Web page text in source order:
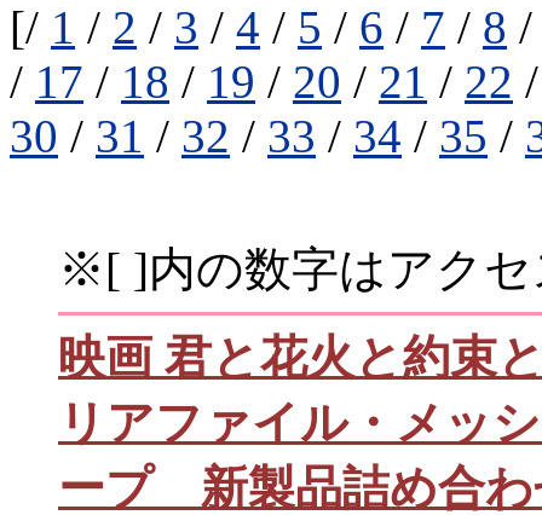
[/ 1 / 2 / 3 / 4 / 5 / 6 / 7 / 8
/ 17 / 18 / 19 / 20 / 21 / 22
30 / 31 / 32 / 33 / 34 / 35 /
※[ ]内の数字はアクセ
映画 君と花火と約束
リアファイル・メッ
ープ 新製品詰め合わ